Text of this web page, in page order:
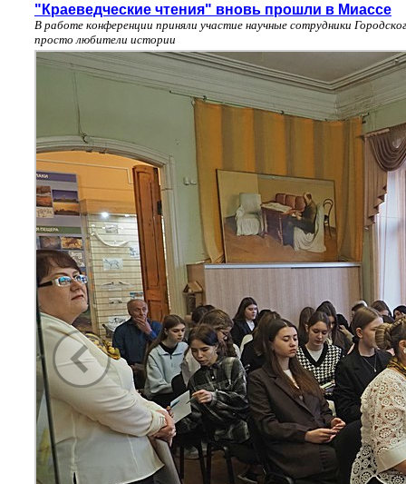
"Краеведческие чтения" вновь прошли в Миассе
В работе конференции приняли участие научные сотрудники
просто любители истории